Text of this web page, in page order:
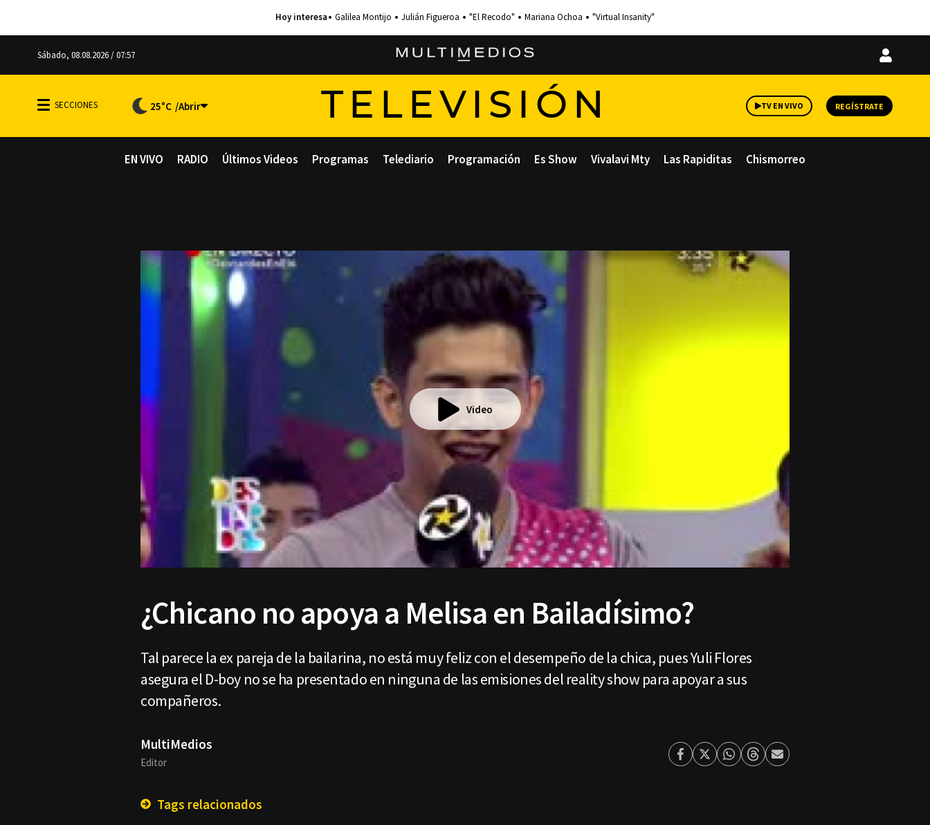
Galilea Montijo Julián Figueroa "El Recodo" Mariana Ochoa "Virtual Insanity"
Sábado, 08.08.2026 / 07:57
Iniciar
25°C TELEVISIÓN TV EN VIVO REGÍSTRATE
EN VIVO RADIO Últimos Videos Programas Telediario Programación Es Show Vivalavi Mty Las Rapiditas Chismorreo
Video
¿Chicano no apoya a Melisa en Bailadísimo?
Tal parece la ex pareja de la bailarina, no está muy feliz con el desempeño de la chica, pues Yuli Flores
asegura el D-boy no se ha presentado en ninguna de las emisiones del reality show para apoyar a sus
compañeros.
MultiMedios
Editor Facebook
TwitterWhatsapp
ThreadsEnviar
Tags relacionados